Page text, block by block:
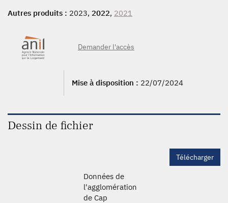
Autres produits : 2023, 2022, 2021
Demander l'accès
Mise à disposition : 22/07/2024
Dessin de fichier
Télécharger
Données de
l'agglomération
de Cap